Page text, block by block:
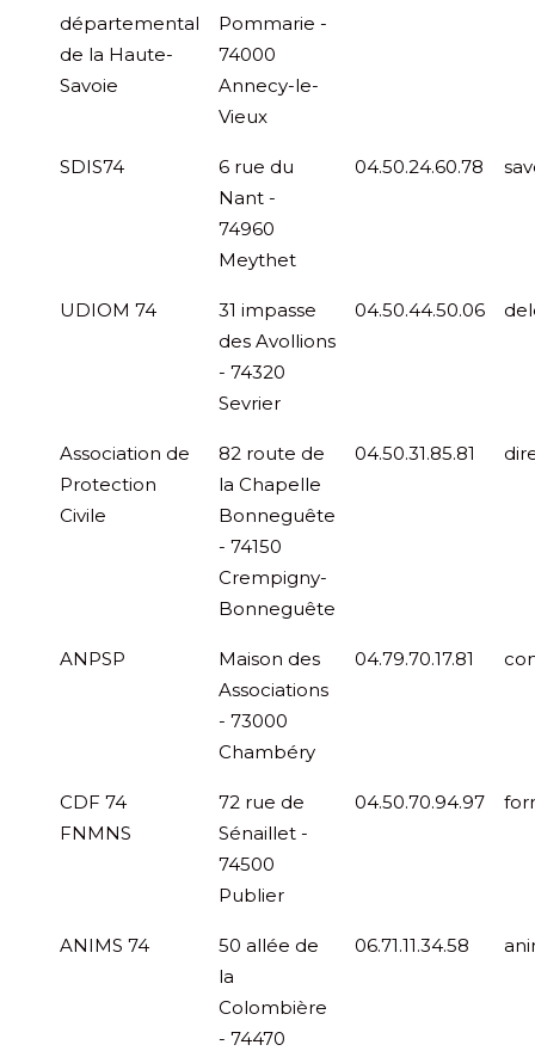
départemental
de la Haute-
Savoie
Pommarie -
74000
Annecy-le-
Vieux
SDIS74
6 rue du
Nant -
74960
Meythet
04.50.24.60.78
UDIOM 74
31 impasse
des Avollions
- 74320
Sevrier
04.50.44.50.06
Association de
Protection
Civile
82 route de
la Chapelle
Bonneguête
- 74150
Crempigny-
Bonneguête
04.50.31.85.81
ANPSP
Maison des
Associations
- 73000
Chambéry
04.79.70.17.81
CDF 74
FNMNS
72 rue de
Sénaillet -
74500
Publier
04.50.70.94.97
ANIMS 74
50 allée de
la
Colombière
- 74470
06.71.11.34.58